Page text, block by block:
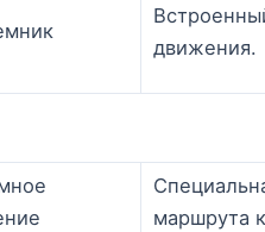
движения.
маршрута